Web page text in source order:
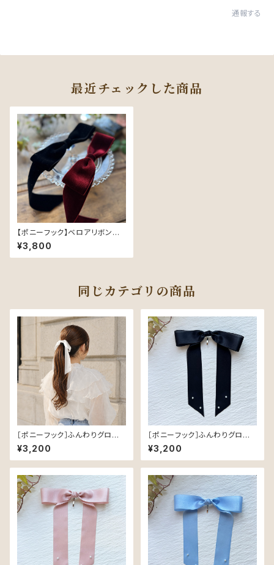
通報する
最近チェックした商品
【ポニーフック】ベロアリボン／
ブラック（48mm幅）
¥3,800
同じカテゴリの商品
［ポニーフック］ふんわりグロスリ
ボン／White｜つやめく軽やか
なヘアリボン
¥3,200
［ポニーフック］ふんわりグロスリ
ボン／Black｜つやめく軽やか
なヘアリボン
¥3,200